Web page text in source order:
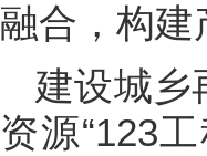
融合，构建
建设城乡
资源“123